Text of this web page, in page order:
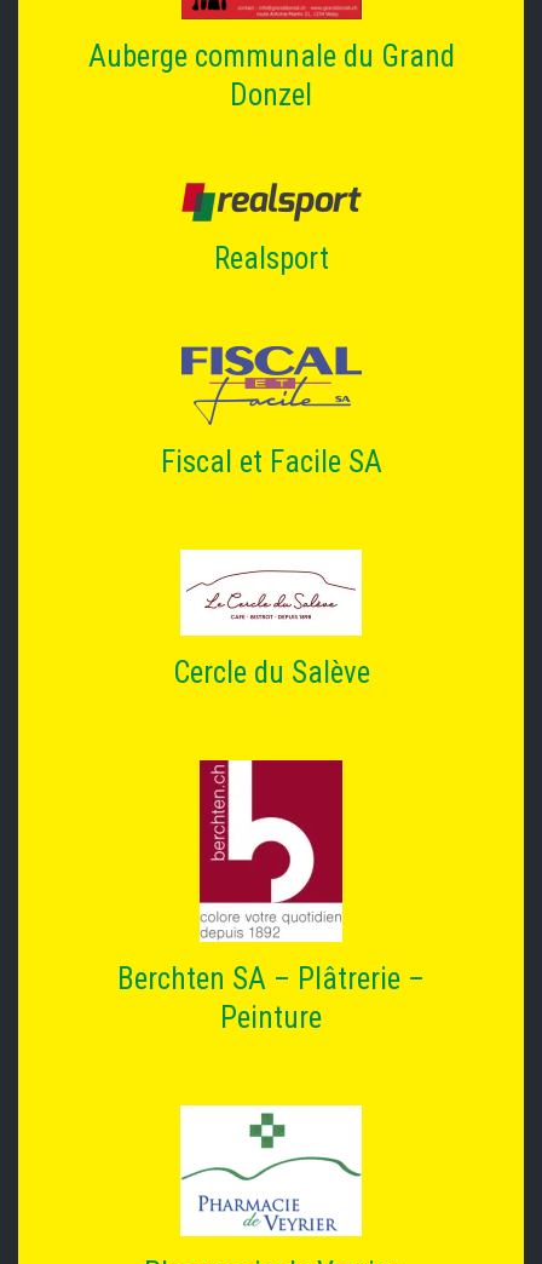
Auberge communale du Grand
Donzel
Realsport
Fiscal et Facile SA
Cercle du Salève
Berchten SA – Plâtrerie –
Peinture